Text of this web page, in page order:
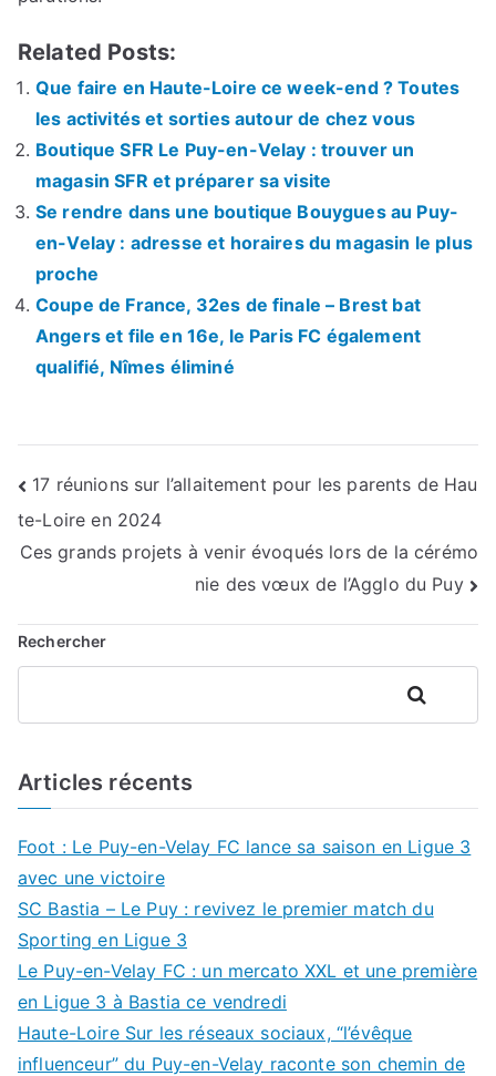
Related Posts:
Que faire en Haute-Loire ce week-end ? Toutes
les activités et sorties autour de chez vous
Boutique SFR Le Puy-en-Velay : trouver un
magasin SFR et préparer sa visite
Se rendre dans une boutique Bouygues au Puy-
en-Velay : adresse et horaires du magasin le plus
proche
Coupe de France, 32es de finale – Brest bat
Angers et file en 16e, le Paris FC également
qualifié, Nîmes éliminé
Navigation
de
17 réunions sur l’allaitement pour les parents de Hau
te-Loire en 2024
Ces grands projets à venir évoqués lors de la cérémo
nie des vœux de l’Agglo du Puy
Rechercher
Rechercher
Articles récents
Foot : Le Puy-en-Velay FC lance sa saison en Ligue 3
avec une victoire
SC Bastia – Le Puy : revivez le premier match du
Sporting en Ligue 3
Le Puy-en-Velay FC : un mercato XXL et une première
en Ligue 3 à Bastia ce vendredi
Haute-Loire Sur les réseaux sociaux, “l’évêque
influenceur” du Puy-en-Velay raconte son chemin de